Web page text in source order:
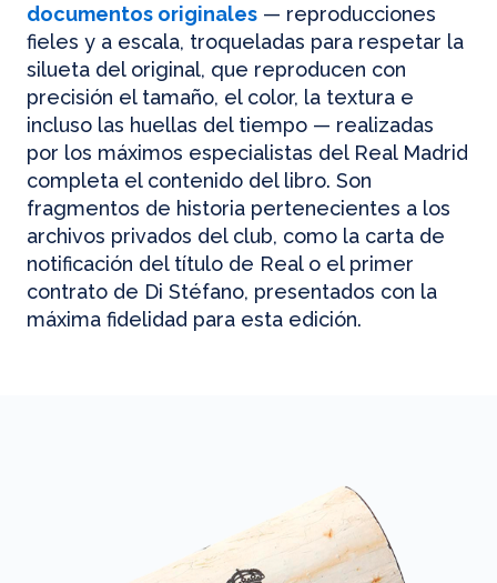
documentos originales — reproducciones
fieles y a escala, troqueladas para respetar la
silueta del original, que reproducen con
precisión el tamaño, el color, la textura e
incluso las huellas del tiempo — realizadas
por los máximos especialistas del Real Madrid
completa el contenido del libro. Son
fragmentos de historia pertenecientes a los
archivos privados del club, como la carta de
notificación del título de Real o el primer
contrato de Di Stéfano, presentados con la
máxima fidelidad para esta edición.